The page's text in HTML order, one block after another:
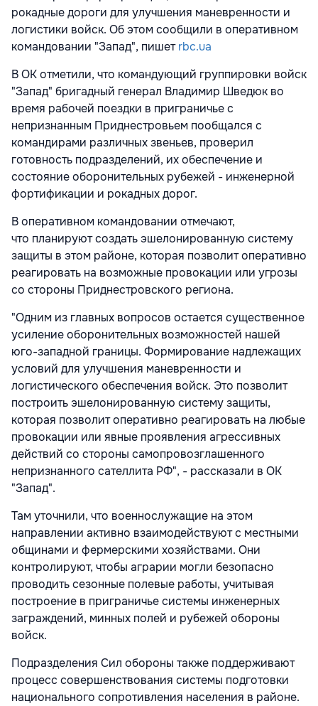
рокадные дороги для улучшения маневренности и
логистики войск. Об этомсообщили в оперативном
командовании "Запад", пишетrbc.ua
В ОК отметили, что командующий группировки войск
"Запад" бригадный генерал Владимир Шведюк во
время рабочей поездки в приграничье с
непризнанным Приднестровьем пообщался с
командирами различных звеньев, проверил
готовность подразделений, их обеспечение и
состояние оборонительных рубежей - инженерной
фортификации и рокадных дорог.
В оперативном командовании отмечают,
что планируют создать эшелонированную систему
защиты в этом районе, которая позволит оперативно
реагировать на возможные провокации или угрозы
со стороны Приднестровского региона.
"Одним из главных вопросов остается существенное
усиление оборонительных возможностей нашей
юго-западной границы. Формирование надлежащих
условий для улучшения маневренности и
логистического обеспечения войск. Это позволит
построить эшелонированную систему защиты,
которая позволит оперативно реагировать на любые
провокации или явные проявления агрессивных
действий со стороны самопровозглашенного
непризнанного сателлита РФ", - рассказали в ОК
"Запад".
Там уточнили, что военнослужащие на этом
направлении активно взаимодействуют с местными
общинами и фермерскими хозяйствами. Они
контролируют, чтобы аграрии могли безопасно
проводить сезонные полевые работы, учитывая
построение в приграничье системы инженерных
заграждений, минных полей и рубежей обороны
войск.
Подразделения Сил обороны также поддерживают
процесс совершенствования системы подготовки
национального сопротивления населения в районе.